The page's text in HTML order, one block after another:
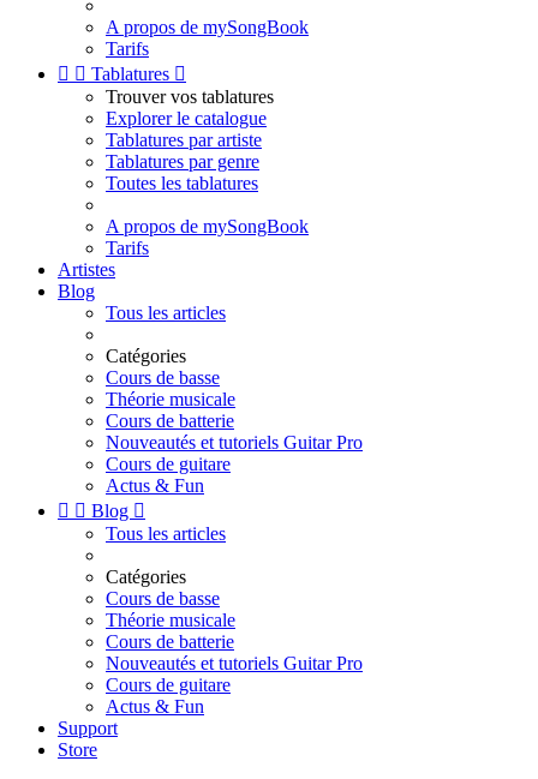
A propos de mySongBook
Tarifs
  Tablatures 
Trouver vos tablatures
Explorer le catalogue
Tablatures par artiste
Tablatures par genre
Toutes les tablatures
A propos de mySongBook
Tarifs
Artistes
Blog
Tous les articles
Catégories
Cours de basse
Théorie musicale
Cours de batterie
Nouveautés et tutoriels Guitar Pro
Cours de guitare
Actus & Fun
  Blog 
Tous les articles
Catégories
Cours de basse
Théorie musicale
Cours de batterie
Nouveautés et tutoriels Guitar Pro
Cours de guitare
Actus & Fun
Support
Store